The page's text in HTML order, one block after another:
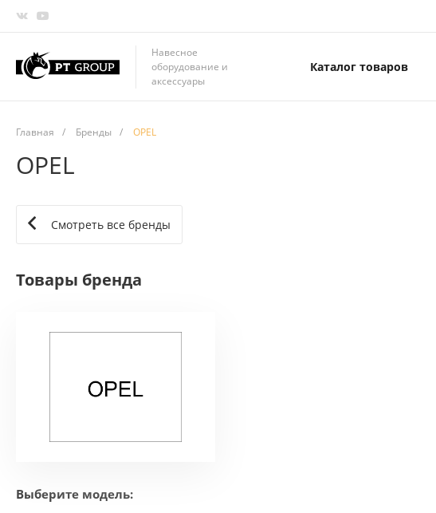
Навесное
оборудование и
аксессуары
Каталог товаров
Главная / Бренды / OPEL
OPEL
Смотреть все бренды
Товары бренда
Выберите модель: